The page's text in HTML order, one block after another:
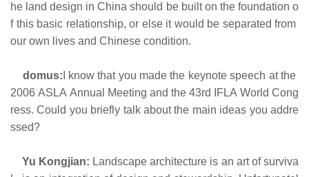
he land design in China should be built on the foundation o
f this basic relationship, or else it would be separated from
our own lives and Chinese condition.
domus: I know that you made the keynote speech at the
2006 ASLA Annual Meeting and the 43rd IFLA World Cong
ress. Could you briefly talk about the main ideas you addre
ssed?
Yu Kongjian: Landscape architecture is an art of surviva